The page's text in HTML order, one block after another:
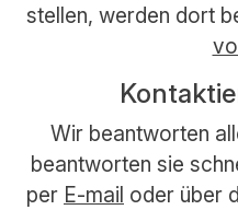
stellen, werden dort
Wir beantworten
beantworten sie
per E-mail oder über